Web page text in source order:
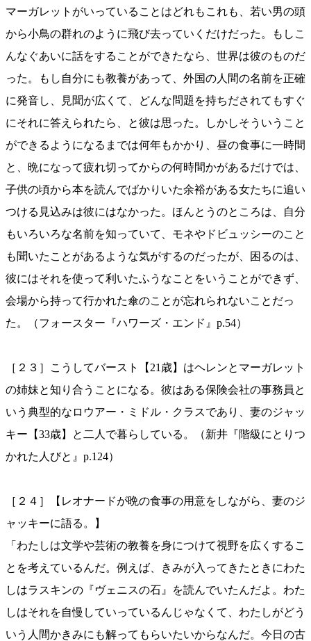
マーガレットがいっていることはどれもこれも、若い男の頭
から小鳥の群れのように飛び去っていくだけだった。もしこ
んなぐあいに話をすることができたなら、世界は彼のものだ
った。もし自分にも教養があって、外国の人間の名前を正確
に発音し、見聞が広くて、どんな問題を持ちだされてもすぐ
にそれに答えられたら、と彼は思った。しかしそういうこと
ができるようになるまでは何年もかかり、昼の食事に一時間
と、晩になって疲れ切ってからの何時間かがあるだけでは、
子供の頃から本を読んでばかりいた余裕がある女たちに追い
つける見込みは彼にはなかった。ほんとうのところは、自分
もいろいろな名前を知っていて、モネやドビュッシーのこと
も聞いたことがあるような気がするのだったが、困るのは、
彼にはそれを使って利いたふうなことをいうことができず、
会場から持って行かれた傘のことが忘れられないことだっ
た。（フォースター『ハワーズ・エンド』p.54）
［２３］こうしてバースト【21歳】はヘレンとマーガレット
の姉妹と知り合うことになる。彼はある保険会社の事務員と
いう典型的なロウアー・ミドル・クラスであり、妻のジャッ
キー【33歳】と二人で暮らしている。（新井『階級にとりつ
かれた人びと』p.124）
［２４］【レオナードが晩の食事の用意をしながら、妻のジ
ャッキーに語る。】
「わたしは文学や芸術の教養を身につけて視野を広くするこ
とを考えているんだ。例えば、きみが入ってきたときにわた
しはラスキンの『ヴェニスの石』を読んでいたんだよ。わた
しはそれを自慢していっているんじゃなくて、わたしがどう
いう人間かきみにも解ってもらいたいからなんだ。今日の古